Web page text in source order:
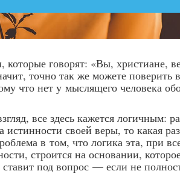
которые говорят: «Вы, христиане,
точно так же можете поверить
что нет у мыслящего человека
все здесь кажется логичным:
истинности своей веры, то какая
в том, что логика эта, при
строится на основании,
под вопрос — если не